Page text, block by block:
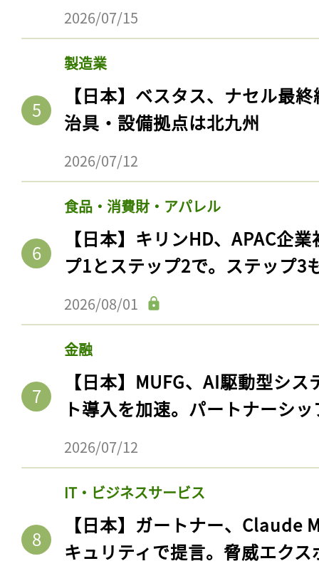
2026/07/15
製造業
【日本】ベスタス、ナセル最
治具・設備拠点は北九州
2026/07/12
食品・消費財・アパレル
【日本】キリンHD、APAC企
プ1とステップ2で。ステップ3
2026/08/01
金融
【日本】MUFG、AI駆動型シ
ト導入を加速。パートナーシ
2026/07/12
IT・ビジネスサービス
【日本】ガートナー、Claude
キュリティで提言。脅威エク